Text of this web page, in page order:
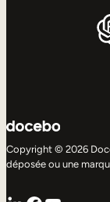
Copyright © 2026
déposée ou une
LinkedIn